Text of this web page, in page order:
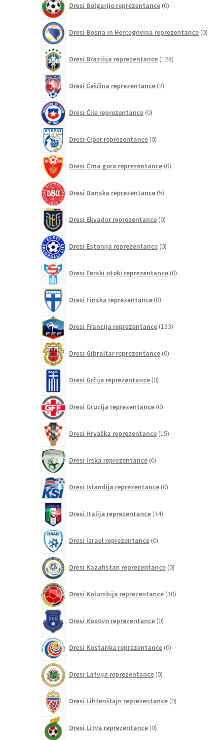
Dresi Bolgarijo reprezentance 0izdelkov
Dresi Bosna in Hercegovina reprezentance 0
Dresi Brazilija reprezentance 128izdelkov
Dresi Češčina reprezentance 2izdelka
Dresi Čile reprezentance 0izdelkov
Dresi Ciper reprezentance 0izdelkov
Dresi Črna gora reprezentance 0izdelkov
Dresi Danska reprezentance 5izdelkov
Dresi Ekvador reprezentance 0izdelkov
Dresi Estonija reprezentance 0izdelkov
Dresi Ferski otoki reprezentance 0izdelkov
Dresi Finska reprezentance 0izdelkov
Dresi Francija reprezentance 133izdelkov
Dresi Gibraltar reprezentance 0izdelkov
Dresi Grčija reprezentance 0izdelkov
Dresi Gruzija reprezentance 0izdelkov
Dresi Hrvaška reprezentance 15izdelkov
Dresi Irska reprezentance 0izdelkov
Dresi Islandija reprezentance 0izdelkov
Dresi Italija reprezentance 34izdelkov
Dresi Izrael reprezentance 0izdelkov
Dresi Kazahstan reprezentance 0izdelkov
Dresi Kolumbija reprezentance 30izdelkov
Dresi Kosovo reprezentance 0izdelkov
Dresi Kostarika reprezentance 0izdelkov
Dresi Latvija reprezentance 0izdelkov
Dresi Lihtenštajn reprezentance 0izdelkov
Dresi Litva reprezentance 0izdelkov